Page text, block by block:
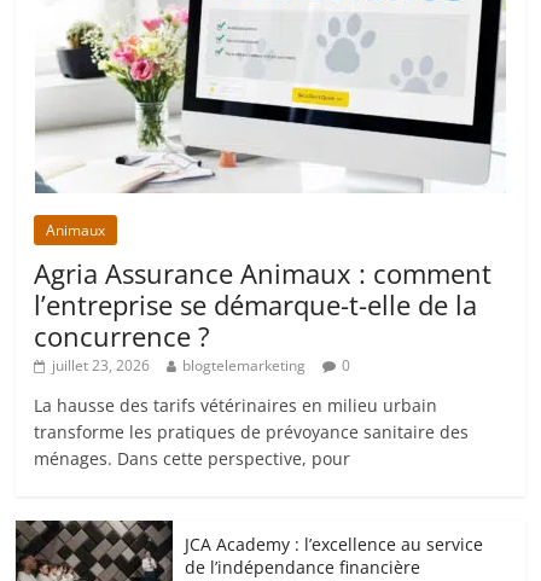
Animaux
Agria Assurance Animaux : comment
l’entreprise se démarque-t-elle de la
concurrence ?
juillet 23, 2026 blogtelemarketing 0
La hausse des tarifs vétérinaires en milieu urbain
transforme les pratiques de prévoyance sanitaire des
ménages. Dans cette perspective, pour
JCA Academy : l’excellence au service
de l’indépendance financière